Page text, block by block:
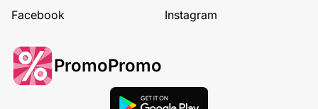
Facebook
Instagram
PromoPromo